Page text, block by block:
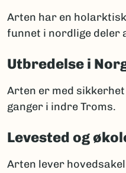
Arten har en
funnet i nordlige deler
Utbredelse i
Arten er med
ganger i indre Troms.
Levested og
Arten lever